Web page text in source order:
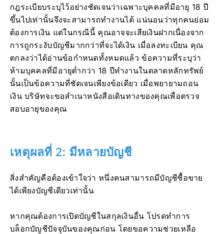
กฎระเบียบระบุไว้อย่างชัดเจนว่าเฉพาะบุคคลที่มีอายุ 18 ปี
ขึ้นไปเท่านั้นจึงจะสามารถทำงานได้ แน่นอนว่าทุกคนย่อม
ต้องการเงิน แต่ในกรณีนี้ คุณอาจจะเสียเงินฝากเนื่องจาก
การถูกระงับบัญชีมากกว่าที่จะได้เงิน เมื่อลงทะเบียน คุณ
ตกลงว่าได้อ่านข้อกำหนดทั้งหมดแล้ว ข้อความที่ระบุว่า
ห้ามบุคคลที่มีอายุต่ำกว่า 18 ปีทำงานในตลาดหลักทรัพย์
นั้นเป็นข้อความที่ชัดเจนเพียงข้อเดียว เมื่อพยายามถอน
เงิน บริษัทจะขอสำเนาหนังสือเดินทางของคุณเพื่อตรวจ
สอบอายุของคุณ
เหตุผลที่ 2: มีหลายบัญชี
สิ่งสำคัญคือต้องเข้าใจว่า หนึ่งคนสามารถมีบัญชีซื้อขาย
ได้เพียงบัญชีเดียวเท่านั้น
หากคุณต้องการเปิดบัญชีในสกุลเงินอื่น โปรดทำการ
บล็อกบัญชีปัจจุบันของคุณก่อน โดยขอความช่วยเหลือ